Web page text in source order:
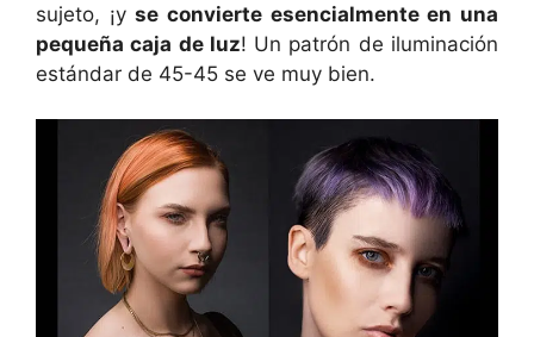
sujeto, ¡yse convierte esencialmente en una
pequeña caja de luz! Un patrón de iluminación
estándar de 45-45 se ve muy bien.